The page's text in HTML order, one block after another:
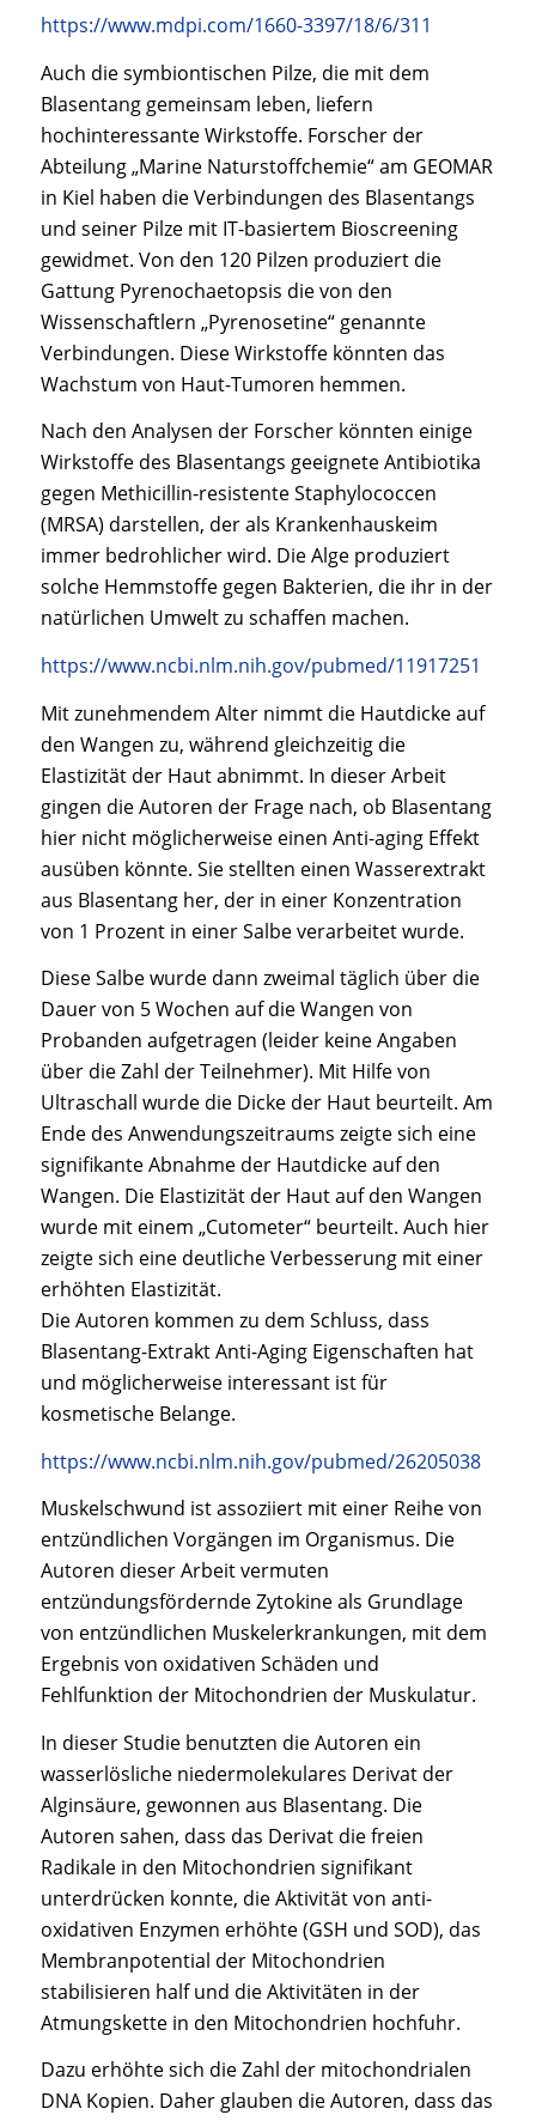
https://www.mdpi.com/1660-3397/18/6/311
Auch die symbiontischen Pilze, die mit dem
Blasentang gemeinsam leben, liefern
hochinteressante Wirkstoffe. Forscher der
Abteilung „Marine Naturstoffchemie“ am GEOMAR
in Kiel haben die Verbindungen des Blasentangs
und seiner Pilze mit IT-basiertem Bioscreening
gewidmet. Von den 120 Pilzen produziert die
Gattung Pyrenochaetopsis die von den
Wissenschaftlern „Pyrenosetine“ genannte
Verbindungen. Diese Wirkstoffe könnten das
Wachstum von Haut-Tumoren hemmen.
Nach den Analysen der Forscher könnten einige
Wirkstoffe des Blasentangs geeignete Antibiotika
gegen Methicillin-resistente Staphylococcen
(MRSA) darstellen, der als Krankenhauskeim
immer bedrohlicher wird. Die Alge produziert
solche Hemmstoffe gegen Bakterien, die ihr in der
natürlichen Umwelt zu schaffen machen.
https://www.ncbi.nlm.nih.gov/pubmed/11917251
Mit zunehmendem Alter nimmt die Hautdicke auf
den Wangen zu, während gleichzeitig die
Elastizität der Haut abnimmt. In dieser Arbeit
gingen die Autoren der Frage nach, ob Blasentang
hier nicht möglicherweise einen Anti-aging Effekt
ausüben könnte. Sie stellten einen Wasserextrakt
aus Blasentang her, der in einer Konzentration
von 1 Prozent in einer Salbe verarbeitet wurde.
Diese Salbe wurde dann zweimal täglich über die
Dauer von 5 Wochen auf die Wangen von
Probanden aufgetragen (leider keine Angaben
über die Zahl der Teilnehmer). Mit Hilfe von
Ultraschall wurde die Dicke der Haut beurteilt. Am
Ende des Anwendungszeitraums zeigte sich eine
signifikante Abnahme der Hautdicke auf den
Wangen. Die Elastizität der Haut auf den Wangen
wurde mit einem „Cutometer“ beurteilt. Auch hier
zeigte sich eine deutliche Verbesserung mit einer
erhöhten Elastizität.
Die Autoren kommen zu dem Schluss, dass
Blasentang-Extrakt Anti-Aging Eigenschaften hat
und möglicherweise interessant ist für
kosmetische Belange.
https://www.ncbi.nlm.nih.gov/pubmed/26205038
Muskelschwund ist assoziiert mit einer Reihe von
entzündlichen Vorgängen im Organismus. Die
Autoren dieser Arbeit vermuten
entzündungsfördernde Zytokine als Grundlage
von entzündlichen Muskelerkrankungen, mit dem
Ergebnis von oxidativen Schäden und
Fehlfunktion der Mitochondrien der Muskulatur.
In dieser Studie benutzten die Autoren ein
wasserlösliche niedermolekulares Derivat der
Alginsäure, gewonnen aus Blasentang. Die
Autoren sahen, dass das Derivat die freien
Radikale in den Mitochondrien signifikant
unterdrücken konnte, die Aktivität von anti-
oxidativen Enzymen erhöhte (GSH und SOD), das
Membranpotential der Mitochondrien
stabilisieren half und die Aktivitäten in der
Atmungskette in den Mitochondrien hochfuhr.
Dazu erhöhte sich die Zahl der mitochondrialen
DNA Kopien. Daher glauben die Autoren, dass das